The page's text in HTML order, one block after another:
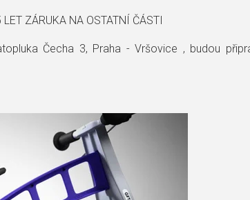
ZÁRUKA NA OSTATNÍ ČÁSTI
Čecha 3, Praha - Vršovice , budou